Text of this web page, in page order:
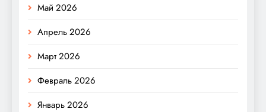
Май 2026
Апрель 2026
Март 2026
Февраль 2026
Январь 2026